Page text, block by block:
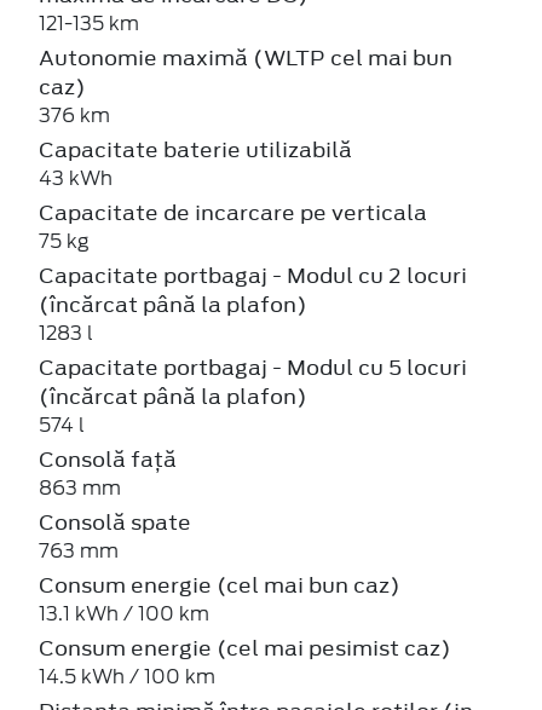
121-135 km
Autonomie maximă (WLTP cel mai bun
caz)
376 km
Capacitate baterie utilizabilă
43 kWh
Capacitate de incarcare pe verticala
75 kg
Capacitate portbagaj - Modul cu 2 locuri
(încărcat până la plafon)
1283 l
Capacitate portbagaj - Modul cu 5 locuri
(încărcat până la plafon)
574 l
Consolă față
863 mm
Consolă spate
763 mm
Consum energie (cel mai bun caz)
13.1 kWh / 100 km
Consum energie (cel mai pesimist caz)
14.5 kWh / 100 km